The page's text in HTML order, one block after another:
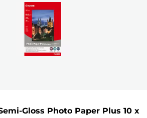
Gloss Photo Paper Plus 10 x